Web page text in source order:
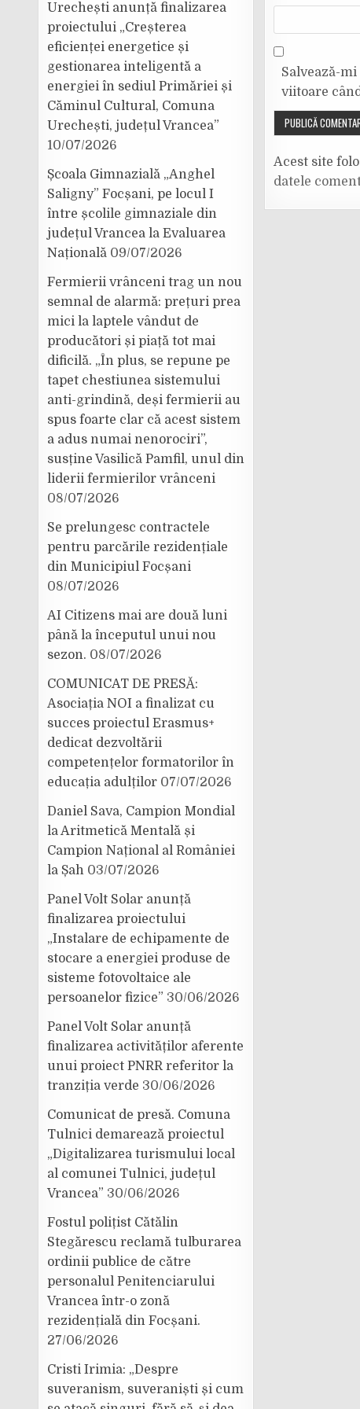
Salvează-
viitoare
Acest site
datele
Urechești anunță finalizarea
proiectului „Creșterea
eficienței energetice și
gestionarea inteligentă a
energiei în sediul Primăriei și
Căminul Cultural, Comuna
Urechești, județul Vrancea”
10/07/2026
Școala Gimnazială „Anghel
Saligny” Focșani, pe locul I
între școlile gimnaziale din
județul Vrancea la Evaluarea
Națională 09/07/2026
Fermierii vrânceni trag un nou
semnal de alarmă: prețuri prea
mici la laptele vândut de
producători și piață tot mai
dificilă. „În plus, se repune pe
tapet chestiunea sistemului
anti-grindină, deși fermierii au
spus foarte clar că acest sistem
a adus numai nenorociri”,
susține Vasilică Pamfil, unul din
liderii fermierilor vrânceni
08/07/2026
Se prelungesc contractele
pentru parcările rezidențiale
din Municipiul Focșani
08/07/2026
AI Citizens mai are două luni
până la începutul unui nou
sezon. 08/07/2026
COMUNICAT DE PRESĂ:
Asociația NOI a finalizat cu
succes proiectul Erasmus+
dedicat dezvoltării
competențelor formatorilor în
educația adulților 07/07/2026
Daniel Sava, Campion Mondial
la Aritmetică Mentală și
Campion Național al României
la Șah 03/07/2026
Panel Volt Solar anunță
finalizarea proiectului
„Instalare de echipamente de
stocare a energiei produse de
sisteme fotovoltaice ale
persoanelor fizice” 30/06/2026
Panel Volt Solar anunță
finalizarea activităților aferente
unui proiect PNRR referitor la
tranziția verde 30/06/2026
Comunicat de presă. Comuna
Tulnici demarează proiectul
„Digitalizarea turismului local
al comunei Tulnici, județul
Vrancea” 30/06/2026
Fostul polițist Cătălin
Stegărescu reclamă tulburarea
ordinii publice de către
personalul Penitenciarului
Vrancea într-o zonă
rezidențială din Focșani.
27/06/2026
Cristi Irimia: „Despre
suveranism, suveraniști și cum